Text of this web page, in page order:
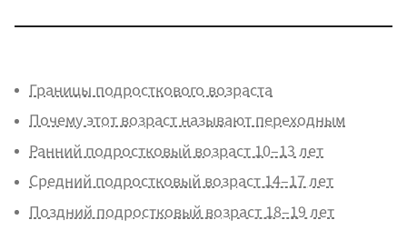
Границы подросткового возраста
Почему этот возраст называют переходным
Ранний подростковый возраст 10–13 лет
Средний подростковый возраст 14–17 лет
Поздний подростковый возраст 18–19 лет